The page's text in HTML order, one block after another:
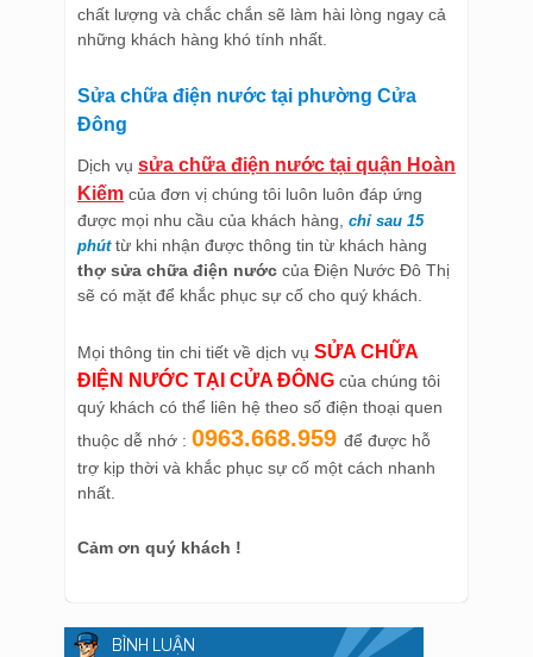
chất lượng và chắc chắn sẽ làm hài lòng ngay cả
những khách hàng khó tính nhất.
Sửa chữa điện nước tại phường Cửa
Đông
Dịch vụ sửa chữa điện nước tại quận Hoàn
Kiếm của đơn vị chúng tôi luôn luôn đáp ứng
được mọi nhu cầu của khách hàng, chỉ sau 15
phúttừ khi nhận được thông tin từ khách hàng
thợ sửa chữa điện nước của Điện Nước Đô Thị
sẽ có mặt để khắc phục sự cố cho quý khách.
Mọi thông tin chi tiết về dịch vụ SỬA CHỮA
ĐIỆN NƯỚC TẠI CỬA ĐÔNG của chúng tôi
quý khách có thể liên hệ theo số điện thoại quen
thuộc dễ nhớ : 0963.668.959 để được hỗ
trợ kịp thời và khắc phục sự cố một cách nhanh
nhất.
Cảm ơn quý khách !
BÌNH LUẬN